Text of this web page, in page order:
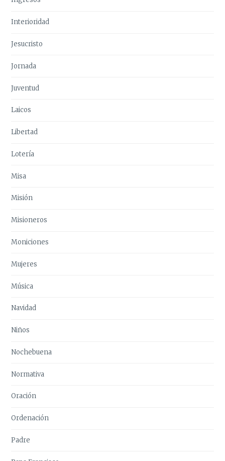
Interioridad
Jesucristo
Jornada
Juventud
Laicos
Libertad
Lotería
Misa
Misión
Misioneros
Moniciones
Mujeres
Música
Navidad
Niños
Nochebuena
Normativa
Oración
Ordenación
Padre